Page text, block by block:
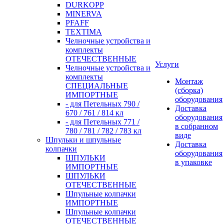
DURKOPP
MINERVA
PFAFF
TEXTIMA
Челночные устройства и
комплекты
ОТЕЧЕСТВЕННЫЕ
Челночные устройства и
комплекты
СПЕЦИАЛЬНЫЕ
ИМПОРТНЫЕ
- для Петельных 790 /
670 / 761 / 814 кл
- для Петельных 771 /
780 / 781 / 782 / 783 кл
Шпульки и шпульные
колпачки
ШПУЛЬКИ
ИМПОРТНЫЕ
ШПУЛЬКИ
ОТЕЧЕСТВЕННЫЕ
Шпульные колпачки
ИМПОРТНЫЕ
Шпульные колпачки
ОТЕЧЕСТВЕННЫЕ
Услуги
Монтаж
(сборка)
оборудования
Доставка
оборудования
в собранном
виде
Доставка
оборудования
в упаковке